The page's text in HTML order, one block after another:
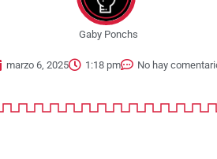
Gaby Ponchs
marzo 6, 2025 1:18 pm No hay